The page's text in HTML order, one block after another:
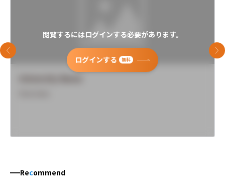
閲覧するにはログインする必要があります。
ログインする 無料
前のスライド 次
Recommend